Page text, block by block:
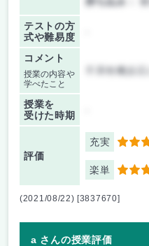
テストの方
式や難易度
コメント
授業の内容や
学べたこと
不斉有機反
授業を
受けた時期
評価
充実 5
楽単 5
(2021/08/22) [3837670]
a さんの授業評価